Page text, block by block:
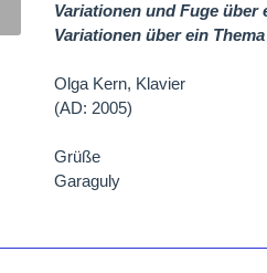
Variationen und Fuge über
Variationen über ein
Olga Kern, Klavier
(AD: 2005)
Grüße
Garaguly